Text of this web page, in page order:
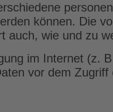
können. Die
auch, wie und zu
im Internet (z.
vor dem